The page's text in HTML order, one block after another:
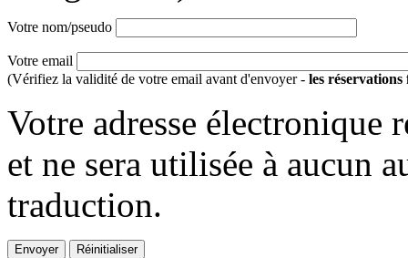
Votre nom/pseudo
Votre email
(Vérifiez la validité de votre email avant d'envoyer - les réservations
Votre adresse électronique
et ne sera utilisée à aucun
traduction.